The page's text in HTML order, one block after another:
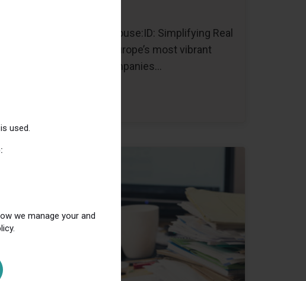
used.
we manage your and
March 14, 2023) “House:ID: Simplifying Real
Sweden is one of Europe’s most vibrant
with innovative companies…